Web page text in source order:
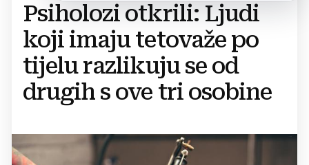
Psiholozi otkrili: Ljudi
koji imaju tetovaže po
tijelu razlikuju se od
drugih s ove tri osobine